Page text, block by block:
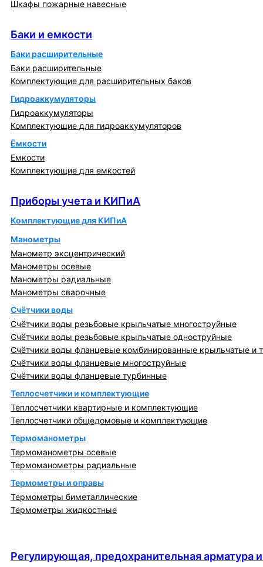
Шкафы пожарные навесные
Баки и емкости
Баки расширительные
Баки расширительные
Комплектующие для расширительных баков
Гидроаккумуляторы
Гидроаккумуляторы
Комплектующие для гидроаккумуляторов
Ёмкости
Емкости
Комплектующие для емкостей
Приборы учета и КИПиА
Комплектующие для КИПиА
Манометры
Манометр эксцентрический
Манометры осевые
Манометры радиальные
Манометры сварочные
Счётчики воды
Счётчики воды резьбовые крыльчатые многоструйные
Счётчики воды резьбовые крыльчатые одноструйные
Счётчики воды фланцевые комбинированные крыльчатые и
Счётчики воды фланцевые многоструйные
Счётчики воды фланцевые турбинные
Теплосчетчики и комплектующие
Теплосчетчики квартирные и комплектующие
Теплосчетчики общедомовые и комплектующие
Термоманометры
Термоманометры осевые
Термоманометры радиальные
Термометры и оправы
Термометры биметаллические
Термометры жидкостные
Регулирующая, предохранительная арматура